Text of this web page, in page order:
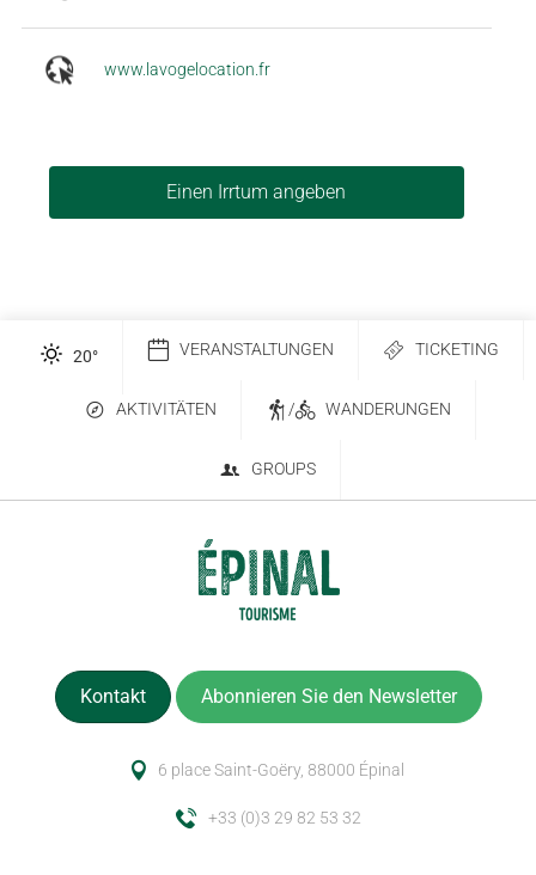
www.lavogelocation.fr
Einen Irrtum angeben
20° VERANSTALTUNGEN TICKETING
AKTIVITÄTEN / WANDERUNGEN
GROUPS
Kontakt Abonnieren Sie den Newsletter
6 place Saint-Goëry, 88000 Épinal
+33 (0)3 29 82 53 32